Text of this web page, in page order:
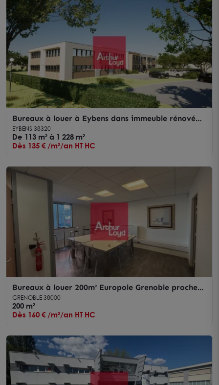
Bureaux à louer à Eybens dans immeuble rénové
avec parkings privatifs
EYBENS 38320
De 113 m² à 1 228 m²
Dès 135 € /m²/an HT HC
Bureaux à louer 200m² Europole Grenoble proche
gare avec parkings
GRENOBLE 38000
200 m²
Dès 160 € /m²/an HT HC